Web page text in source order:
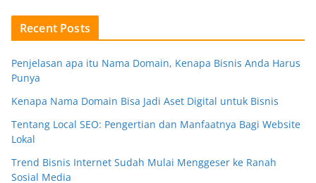
Recent Posts
Penjelasan apa itu Nama Domain, Kenapa Bisnis Anda Harus
Punya
Kenapa Nama Domain Bisa Jadi Aset Digital untuk Bisnis
Tentang Local SEO: Pengertian dan Manfaatnya Bagi Website
Lokal
Trend Bisnis Internet Sudah Mulai Menggeser ke Ranah
Sosial Media